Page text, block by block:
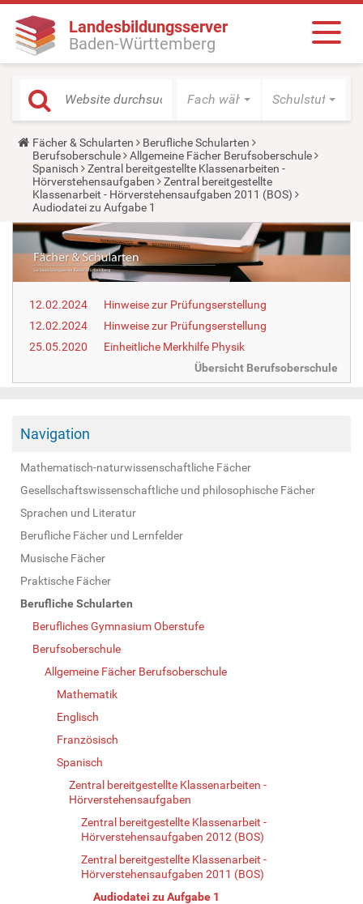
Landesbildungsserver
Baden-Württemberg
Fach wählen Schulstufe
Y
o
u
a
r
e
h
e
e
Fächer & Schularten
Berufliche Schularten
Berufsoberschule
Allgemeine Fächer Berufsoberschule
Spanisch
Zentral bereitgestellte Klassenarbeiten -
Hörverstehensaufgaben
Zentral bereitgestellte
Klassenarbeit - Hörverstehensaufgaben 2011 (BOS)
Audiodatei zu Aufgabe 1
12.02.2024
Hinweise zur Prüfungserstellung
12.02.2024
Hinweise zur Prüfungserstellung
25.05.2020
Einheitliche Merkhilfe Physik
Übersicht Berufsoberschule
Navigation
Mathematisch-naturwissenschaftliche Fächer
Gesellschaftswissenschaftliche und philosophische Fächer
Sprachen und Literatur
Berufliche Fächer und Lernfelder
Musische Fächer
Praktische Fächer
Berufliche Schularten
Berufliches Gymnasium Oberstufe
Berufsoberschule
Allgemeine Fächer Berufsoberschule
Mathematik
Englisch
Französisch
Spanisch
Zentral bereitgestellte Klassenarbeiten -
Hörverstehensaufgaben
Zentral bereitgestellte Klassenarbeit -
Hörverstehensaufgaben 2012 (BOS)
Zentral bereitgestellte Klassenarbeit -
Hörverstehensaufgaben 2011 (BOS)
Audiodatei zu Aufgabe 1